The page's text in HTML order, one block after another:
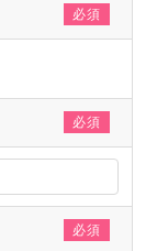
必須
必須
必須